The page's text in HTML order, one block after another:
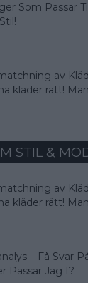
Som Passar
av
kläder rätt!
STIL &
av
kläder rätt!
– Få Svar
Passar Jag I?